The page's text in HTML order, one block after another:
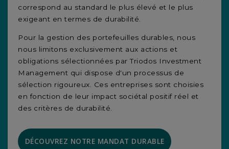
correspond au standard le plus élevé et le plus
exigeant en termes de durabilité.
Pour la gestion des portefeuilles durables, nous
nous limitons exclusivement aux actions et
obligations sélectionnées par Triodos Investment
Management qui dispose d'un processus de
sélection rigoureux. Ces entreprises sont choisies
en fonction de leur impact sociétal positif réel et
des critères de durabilité.
DÉCOUVREZ NOTRE MANDAT DURABLE